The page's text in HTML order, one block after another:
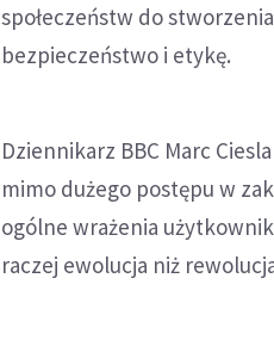
społeczeństw do
bezpieczeństwo i etykę.
Dziennikarz BBC Marc
mimo dużego postępu w
ogólne wrażenia
raczej ewolucja niż